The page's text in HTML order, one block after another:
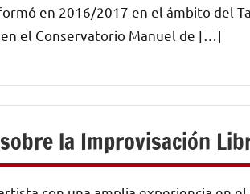
en 2016/2017 en el ámbito del
en el Conservatorio Manuel de […]
la Improvisación